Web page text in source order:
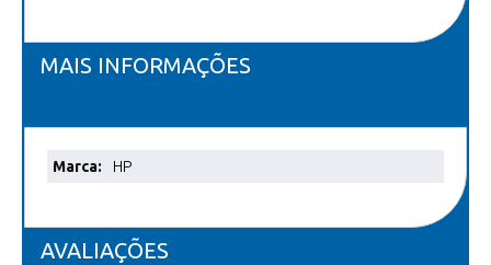
MAIS INFORMAÇÕES
Mais
HP
AVALIAÇÕES